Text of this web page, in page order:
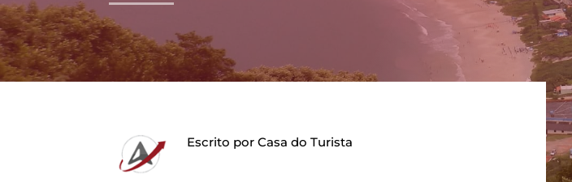
Escrito por Casa do Turista